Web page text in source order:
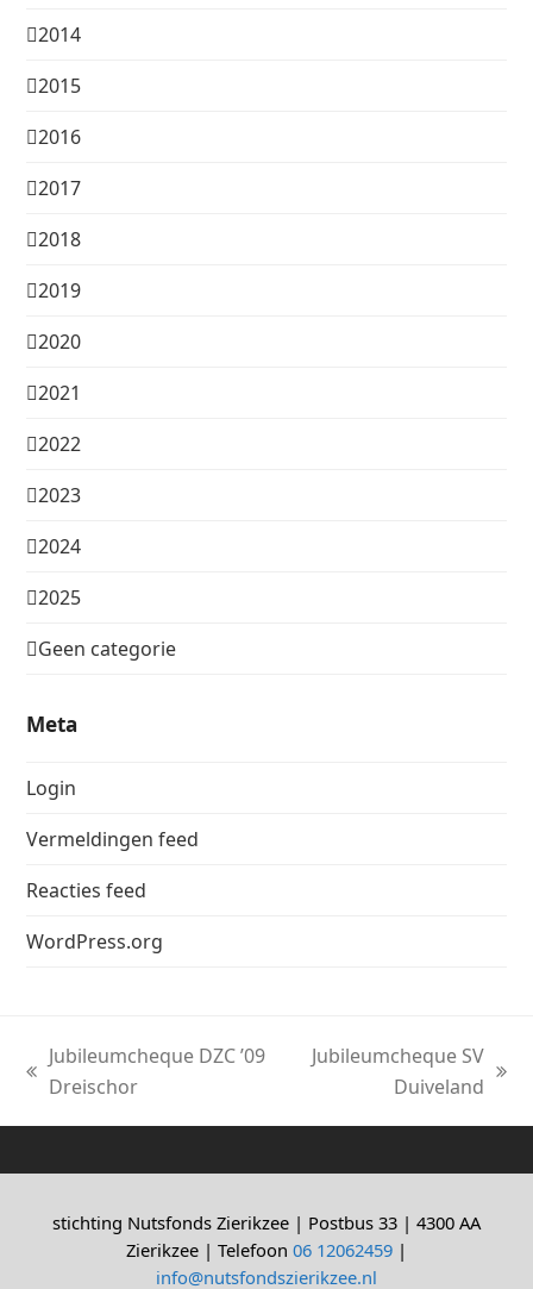
2014
2015
2016
2017
2018
2019
2020
2021
2022
2023
2024
2025
Geen categorie
Meta
Login
Vermeldingen feed
Reacties feed
WordPress.org
previous
Jubileumcheque DZC ’09
Dreischor
Jubileumcheque SV
Duiveland
stichting Nutsfonds Zierikzee | Postbus 33 | 4300 AA
Zierikzee | Telefoon 06 12062459 |
info@nutsfondszierikzee.nl